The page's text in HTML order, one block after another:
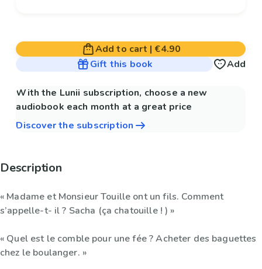
Add to cart | €4.90
Gift this book
Add
With the Lunii subscription, choose a new
audiobook each month at a great price
Discover the subscription
Description
« Madame et Monsieur Touille ont un fils. Comment
s’appelle-t- il ? Sacha (ça chatouille ! ) »
« Quel est le comble pour une fée ? Acheter des baguettes
chez le boulanger. »